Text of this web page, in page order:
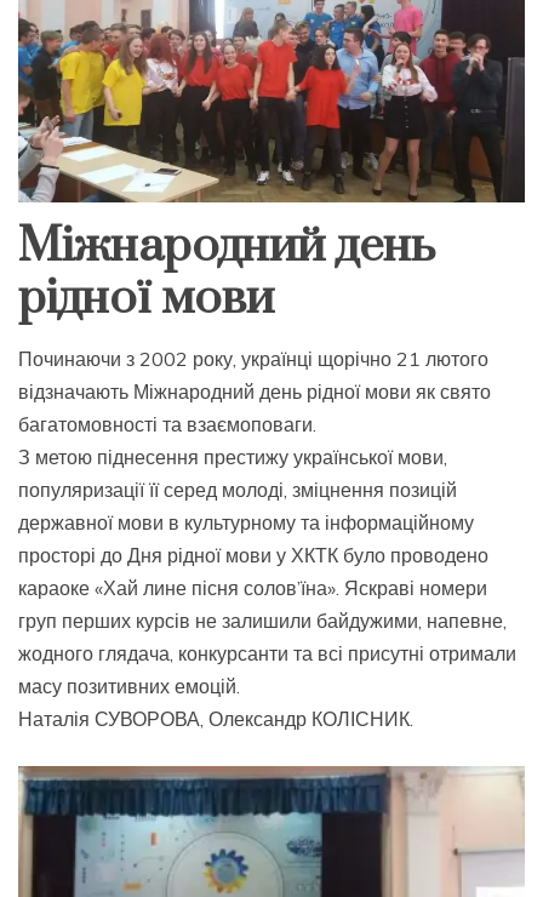
Міжнародний день
рідної мови
Починаючи з 2002 року, українці щорічно 21 лютого
відзначають Міжнародний день рідної мови як свято
багатомовності та взаємоповаги.
З метою піднесення престижу української мови,
популяризації її серед молоді, зміцнення позицій
державної мови в культурному та інформаційному
просторі до Дня рідної мови у ХКТК було проводено
караоке «Хай лине пісня солов’їна». Яскраві номери
груп перших курсів не залишили байдужими, напевне,
жодного глядача, конкурсанти та всі присутні отримали
масу позитивних емоцій.
Наталія СУВОРОВА, Олександр КОЛІСНИК.